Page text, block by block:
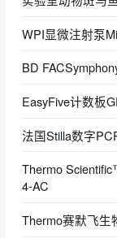
WPI显微注射泵
BD
EasyFive计数板
法国Stilla数字
Thermo
4-AC
Thermo赛默飞生